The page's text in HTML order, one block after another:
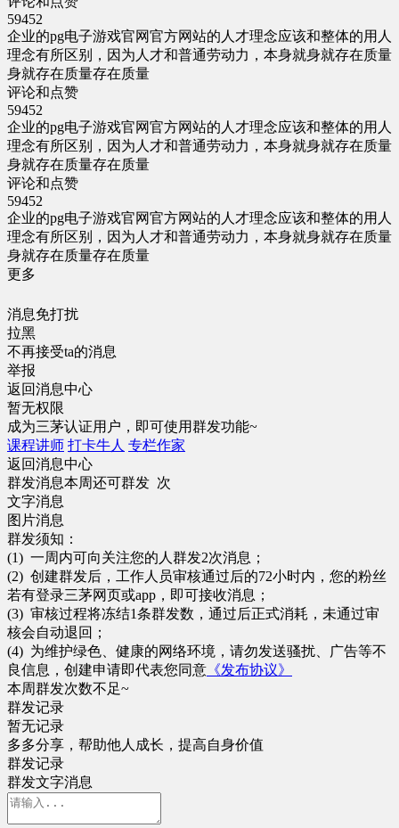
59452
企业的pg电子游戏官网官方网站的人才理念应该和整体的用人
理念有所区别，因为人才和普通劳动力，本身就身就存在质量
身就存在质量存在质量
评论和点赞
59452
企业的pg电子游戏官网官方网站的人才理念应该和整体的用人
理念有所区别，因为人才和普通劳动力，本身就身就存在质量
身就存在质量存在质量
评论和点赞
59452
企业的pg电子游戏官网官方网站的人才理念应该和整体的用人
理念有所区别，因为人才和普通劳动力，本身就身就存在质量
身就存在质量存在质量
更多
消息免打扰
拉黑
不再接受ta的消息
举报
返回消息中心
暂无权限
成为三茅认证用户，即可使用群发功能~
课程讲师 打卡牛人 专栏作家
返回消息中心
群发消息本周还可群发 次
文字消息
图片消息
群发须知：
(1) 一周内可向关注您的人群发2次消息；
(2) 创建群发后，工作人员审核通过后的72小时内，您的粉丝
若有登录三茅网页或app，即可接收消息；
(3) 审核过程将冻结1条群发数，通过后正式消耗，未通过审
核会自动退回；
(4) 为维护绿色、健康的网络环境，请勿发送骚扰、广告等不
良信息，创建申请即代表您同意 《发布协议》
本周群发次数不足~
群发记录
暂无记录
多多分享，帮助他人成长，提高自身价值
群发记录
群发文字消息